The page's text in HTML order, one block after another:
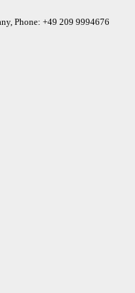
Phone: +49 209 9994676